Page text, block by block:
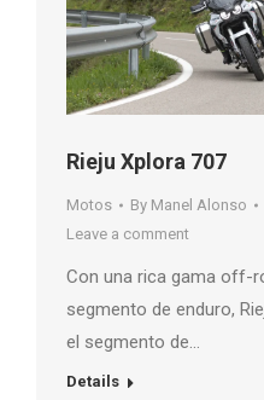
Rieju Xplora 707
Motos By Manel Alonso
Leave a comment
Con una rica gama off-
segmento de enduro,
el segmento de…
Details